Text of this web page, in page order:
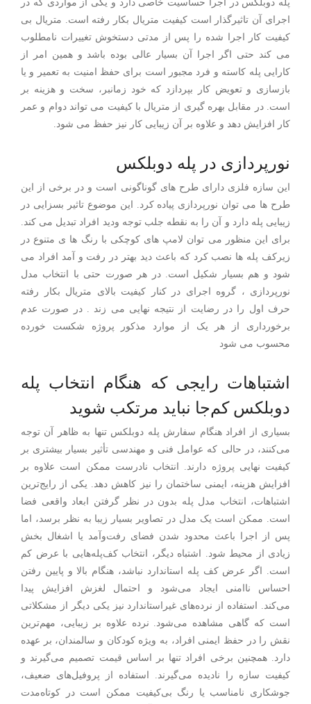
پله دوبلکس در اجرا حساسیت خاصی دارد و یکی از مواردی که در
اجرای آن تاثیرگذار است کیفیت متریال بکار رفته است. متریال بی
کیفیت کار اجرا شده را پس از مدتی دستخوش تغییرات نامطلوب
می کند حتی اگر اجرا آن بسیار عالی بوده باشد و همین امر از
کارایی پله کاسته و فرد مجبور است برای حفظ امنیت به تعمیر و یا
بازسازی و تعویض کار بپردازد که خود زمانبر، سخت و هزینه بر
است. در مقابل بهره گیری از متریال با کیفیت می تواند دوام و عمر
کار افزایش دهد و علاوه بر آن زیبایی کار نیز حفظ می شود.
نورپردازی در پله دوبلکس
این سازه فلزی دارای طرح های گوناگونی است و در برخی از این
طرح ها می توان نورپردازی پیاده کرد. این موضوع تاثیر بسزایی در
زیبایی پله دارد و آن را به نقطه جلب توجه ودید افراد تبدیل می کند.
برای این منظور می توان لامپ های کوچکی با رنگ ها ی متنوع در
زیرکف پله ها نصب کرد که باعث دید بهتر در رفت و آمد افراد می
شود و هم بسیار شکیل است. در هر صورت حتی با انتخاب مدل
نورپردازی ، گروه اجرای در کنار کیفیت بالای متریال بکار رفته
حرف اول را در رضایت از نتیجه نهایی می زند . در صورت عدم
برخورداری از هر یک از موارد مذکور پروژه شکست خورده
محسوب می شود
اشتباهات رایجی که هنگام انتخاب پله
دوبلکس کم‌جا نباید مرتکب شوید
بسیاری از افراد هنگام سفارش پله دوبلکس تنها به ظاهر آن توجه
می‌کنند، در حالی که عوامل فنی و مهندسی تأثیر بسیار بیشتری بر
کیفیت نهایی پروژه دارند. انتخاب نادرست ممکن است علاوه بر
افزایش هزینه، ایمنی ساختمان را نیز کاهش دهد. یکی از رایج‌ترین
اشتباهات، انتخاب مدل پله بدون در نظر گرفتن ابعاد واقعی فضا
است. ممکن است یک مدل در تصاویر بسیار زیبا به نظر برسد، اما
پس از اجرا باعث محدود شدن فضای رفت‌وآمد یا اشغال بخش
زیادی از محیط شود. اشتباه دیگر، انتخاب کف‌پله‌هایی با عرض کم
است. اگر عرض کف پله استاندارد نباشد، هنگام بالا و پایین رفتن
احساس ناامنی ایجاد می‌شود و احتمال لغزش افزایش پیدا
می‌کند. استفاده از نرده‌های غیراستاندارد نیز یکی دیگر از مشکلاتی
است که گاهی مشاهده می‌شود. نرده علاوه بر زیبایی، مهم‌ترین
نقش را در حفظ ایمنی افراد، به‌ ویژه کودکان و سالمندان، بر عهده
دارد. همچنین برخی افراد تنها بر اساس قیمت تصمیم می‌گیرند و
کیفیت سازه را نادیده می‌گیرند. استفاده از پروفیل‌های ضعیف،
جوشکاری نامناسب یا رنگ بی‌کیفیت ممکن است در کوتاه‌مدت